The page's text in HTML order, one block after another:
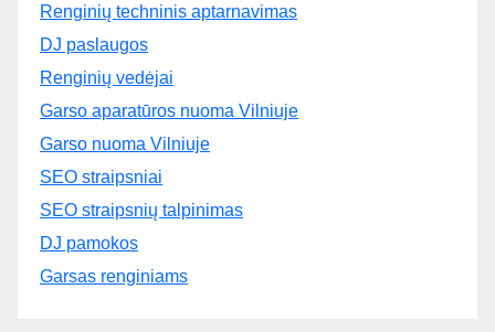
Renginių techninis aptarnavimas
DJ paslaugos
Renginių vedėjai
Garso aparatūros nuoma Vilniuje
Garso nuoma Vilniuje
SEO straipsniai
SEO straipsnių talpinimas
DJ pamokos
Garsas renginiams